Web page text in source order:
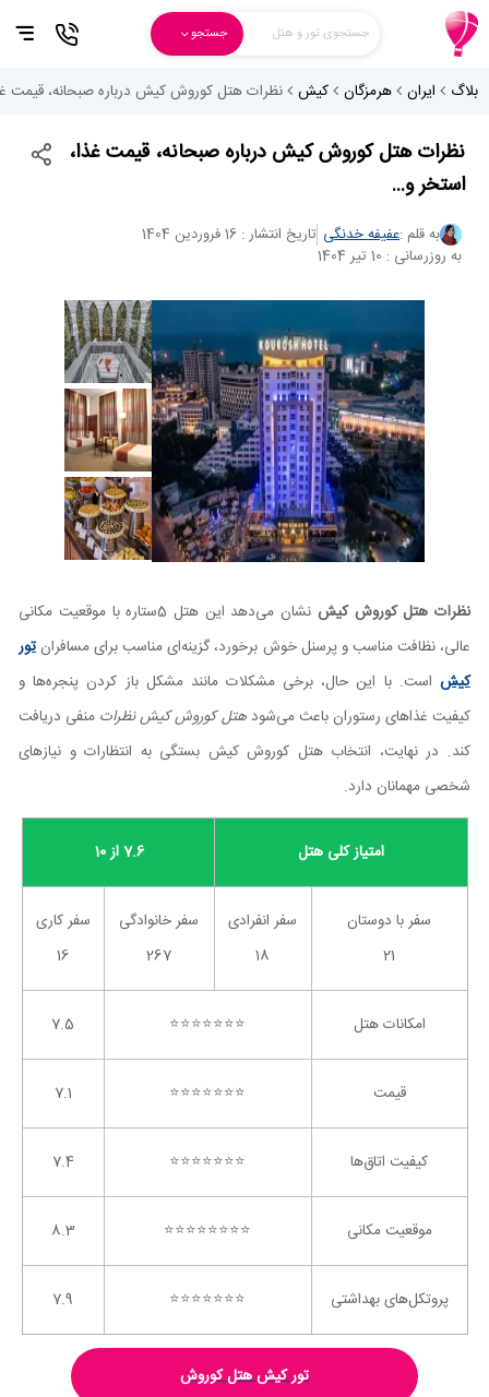
جستجوی تور و هتل جستجو
بلاگ ایران هرمزگان کیش نظرات هتل کوروش کیش درباره صبحانه، قیمت
نظرات هتل کوروش کیش درباره صبحانه، قیمت غذا،
استخر و...
به قلم :عفیفه خدنگی تاریخ انتشار : 16 فروردین 1404
به روزرسانی : 10 تیر 1404
نظرات هتل کوروش کیش
نشان می‌دهد این هتل 5ستاره با موقعیت مکانی
عالی، نظافت مناسب و پرسنل خوش برخورد، گزینه‌ای مناسب برای مسافرانتور
کیش است. با این حال، برخی مشکلات مانند مشکل باز کردن پنجره‌ها و
کیفیت غذاهای رستوران باعث می‌شودهتل کوروش کیش نظرات منفی دریافت
کند. در نهایت، انتخاب هتل کوروش کیش بستگی به انتظارات و نیازهای
شخصی مهمانان دارد.
امتیاز کلی هتل 7.6 از 10
سفر با دوستان
21
سفر انفرادی
18
سفر خانوادگی
267
سفر کاری
16
امکانات هتل ⭐️⭐️⭐️⭐️⭐️⭐️⭐️
7.5
قیمت ⭐️⭐️⭐️⭐️⭐️⭐️⭐️
7.1
کیفیت اتاق‌ها ⭐️⭐️⭐️⭐️⭐️⭐️⭐️
7.4
موقعیت مکانی ⭐️⭐️⭐️⭐️⭐️⭐️⭐️⭐️
8.3
پروتکل‌های بهداشتی ⭐️⭐️⭐️⭐️⭐️⭐️⭐️
7.9
تور کیش هتل کوروش